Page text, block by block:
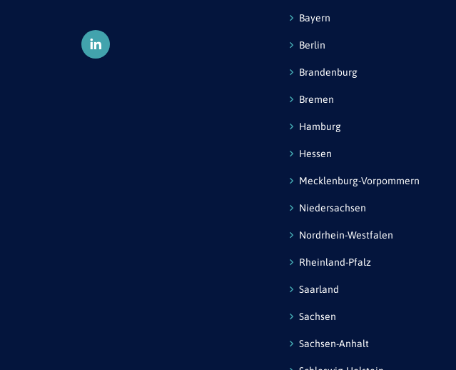
Bayern
Berlin
Brandenburg
Bremen
Hamburg
Hessen
Mecklenburg-Vorpommern
Niedersachsen
Nordrhein-Westfalen
Rheinland-Pfalz
Saarland
Sachsen
Sachsen-Anhalt